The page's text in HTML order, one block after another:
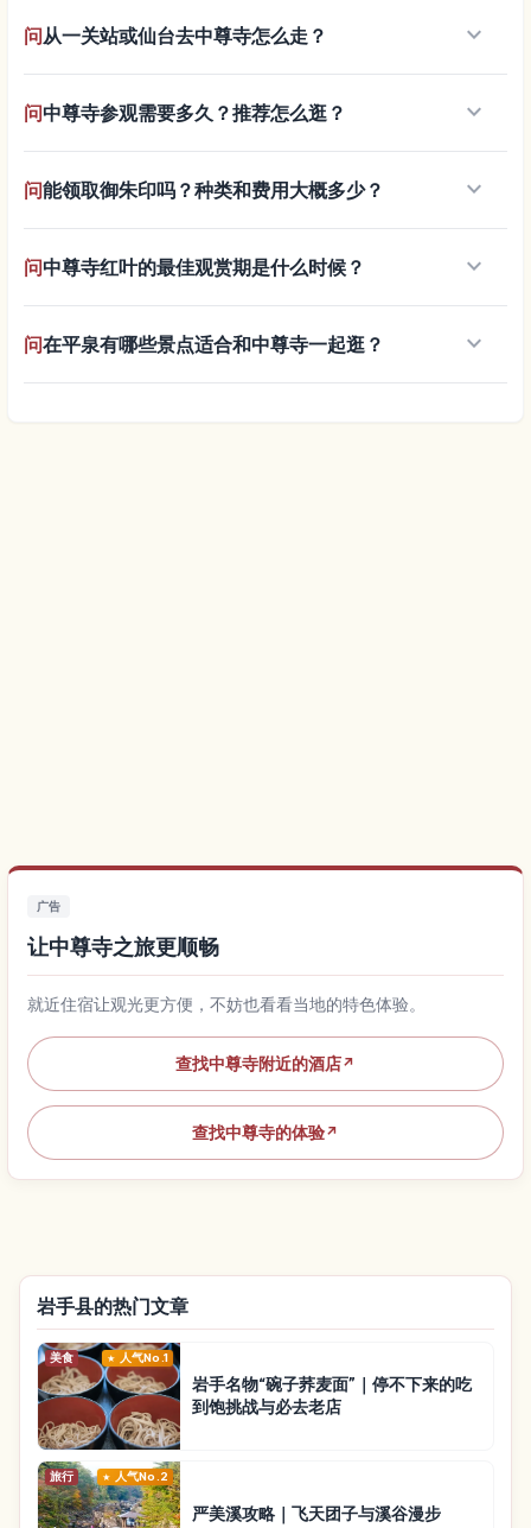
问从一关站或仙台去中尊寺怎么走？ keyboard_arrow_down
问中尊寺参观需要多久？推荐怎么逛？ keyboard_arrow_down
问能领取御朱印吗？种类和费用大概多少？ keyboard_arrow_down
问中尊寺红叶的最佳观赏期是什么时候？ keyboard_arrow_down
问在平泉有哪些景点适合和中尊寺一起逛？ keyboard_arrow_down
广告
让中尊寺之旅更顺畅
就近住宿让观光更方便，不妨也看看当地的特色体验。
查找中尊寺附近的酒店↗
查找中尊寺的体验↗
岩手县的热门文章
美食 人气No.1
岩手名物“碗子荞麦面”｜停不下来的吃
到饱挑战与必去老店
旅行 人气No.2
严美溪攻略｜飞天团子与溪谷漫步